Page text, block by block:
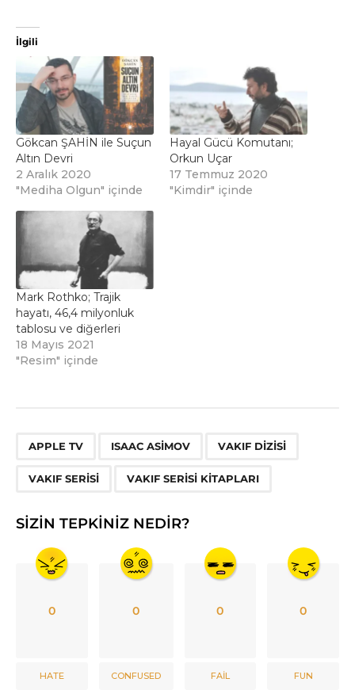
İlgili
Gökcan ŞAHİN ile Suçun
Altın Devri
2 Aralık 2020
"Mediha Olgun" içinde
Hayal Gücü Komutanı;
Orkun Uçar
17 Temmuz 2020
"Kimdir" içinde
Mark Rothko; Trajik
hayatı, 46,4 milyonluk
tablosu ve diğerleri
18 Mayıs 2021
"Resim" içinde
APPLE TV ISAAC ASIMOV VAKIF DIZISI
VAKIF SERISI VAKIF SERISI KITAPLARI
SIZIN TEPKINIZ NEDIR?
0
HATE
0
CONFUSED
0
FAIL
0
FUN